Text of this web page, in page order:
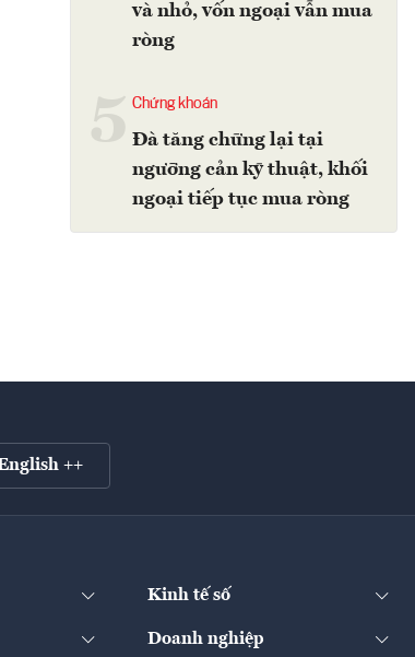
và nhỏ, vốn ngoại vẫn mua
ròng
Chứng khoán
Đà tăng chững lại tại
ngưỡng cản kỹ thuật, khối
ngoại tiếp tục mua ròng
++
Kinh tế số
Doanh nghiệp